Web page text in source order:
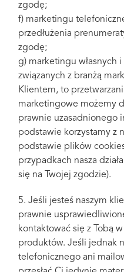
zgodę;
f) marketingu
przedłużenia
zgodę;
g) marketingu własnych
związanych z branżą
Klientem, to
marketingowe możemy
prawnie uzasadnionego
podstawie korzystamy z
podstawie plików
przypadkach nasza
się na Twojej zgodzie).
5. Jeśli jesteś naszym
prawnie
kontaktować się z Tobą
produktów. Jeśli jednak
telefonicznego ani